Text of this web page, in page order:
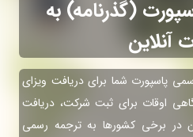
(گذرنامه) به
آنلاین
پاسپورت شما برای دریافت ویزای
اوقات برای ثبت شرکت، دریافت
در برخی کشورها به ترجمه رسمی